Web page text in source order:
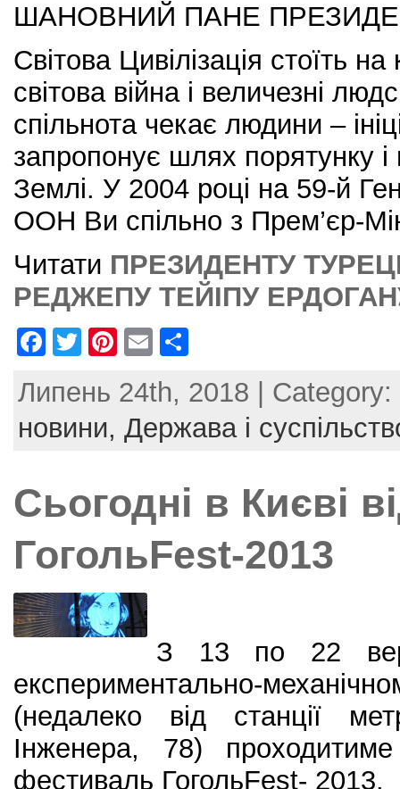
ШАНОВНИЙ ПАНЕ
Світова Цивілізація стоїть
світова війна і величезні
спільнота чекає людини –
запропонує шлях порятунку
Землі. У 2004 році на 59-й
ООН Ви спільно з Прем’єр-
Читати ПРЕЗИДЕНТУ
РЕДЖЕПУ ТЕЙІПУ
F
c
e
o
k
T
itt
er
Pi
er
e
E
ai
l
ar
e
Липень 24th, 2018 | Category:
новини, Держава і
Сьогодні в Києві
ГогольFest-2013
З 13 по 22
експериментально-
(недалеко від станції
Інженера, 78)
фестиваль ГогольFest- 2013.